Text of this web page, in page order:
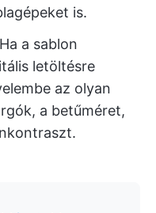
is.
a sablon
letöltésre
az olyan
a betűméret,